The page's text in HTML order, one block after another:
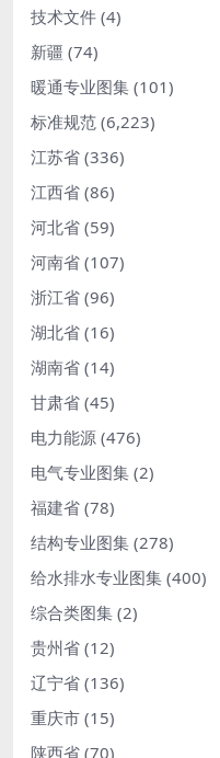
技术文件 (4)
新疆 (74)
暖通专业图集 (101)
标准规范 (6,223)
江苏省 (336)
江西省 (86)
河北省 (59)
河南省 (107)
浙江省 (96)
湖北省 (16)
湖南省 (14)
甘肃省 (45)
电力能源 (476)
电气专业图集 (2)
福建省 (78)
结构专业图集 (278)
给水排水专业图集 (400)
综合类图集 (2)
贵州省 (12)
辽宁省 (136)
重庆市 (15)
陕西省 (70)